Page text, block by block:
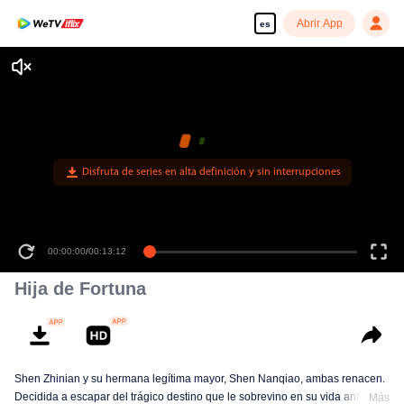
es Abrir App
Disfruta de series en alta definición y sin interrupciones
00:00:00/00:13:12
Hija de Fortuna
Shen Zhinian y su hermana legítima mayor, Shen Nanqiao, ambas renacen.
Decidida a escapar del trágico destino que le sobrevino en su vida anterior,
Más